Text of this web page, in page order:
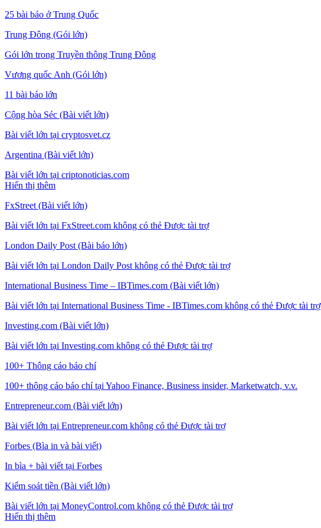
25 bài báo ở Trung Quốc
Trung Đông (Gói lớn)
Gói lớn trong Truyền thông Trung Đông
Vương quốc Anh (Gói lớn)
11 bài báo lớn
Cộng hòa Séc (Bài viết lớn)
Bài viết lớn tại cryptosvet.cz
Argentina (Bài viết lớn)
Bài viết lớn tại criptonoticias.com
Hiển thị thêm
FxStreet (Bài viết lớn)
Bài viết lớn tại FxStreet.com không có thẻ Được tài trợ
London Daily Post (Bài báo lớn)
Bài viết lớn tại London Daily Post không có thẻ Được tài trợ
International Business Time – IBTimes.com (Bài viết lớn)
Bài viết lớn tại International Business Time - IBTimes.com không có thẻ Được tài trợ
Investing.com (Bài viết lớn)
Bài viết lớn tại Investing.com không có thẻ Được tài trợ
100+ Thông cáo báo chí
100+ thông cáo báo chí tại Yahoo Finance, Business insider, Marketwatch, v.v.
Entrepreneur.com (Bài viết lớn)
Bài viết lớn tại Entrepreneur.com không có thẻ Được tài trợ
Forbes (Bìa in và bài viết)
In bìa + bài viết tại Forbes
Kiểm soát tiền (Bài viết lớn)
Bài viết lớn tại MoneyControl.com không có thẻ Được tài trợ
Hiển thị thêm